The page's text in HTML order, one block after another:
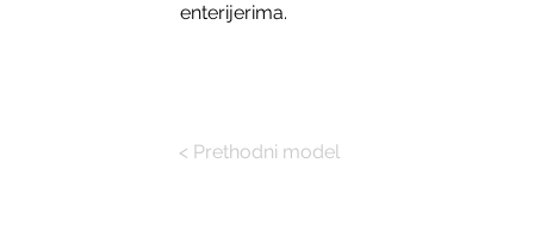
enterijerima.
< Prethodni model